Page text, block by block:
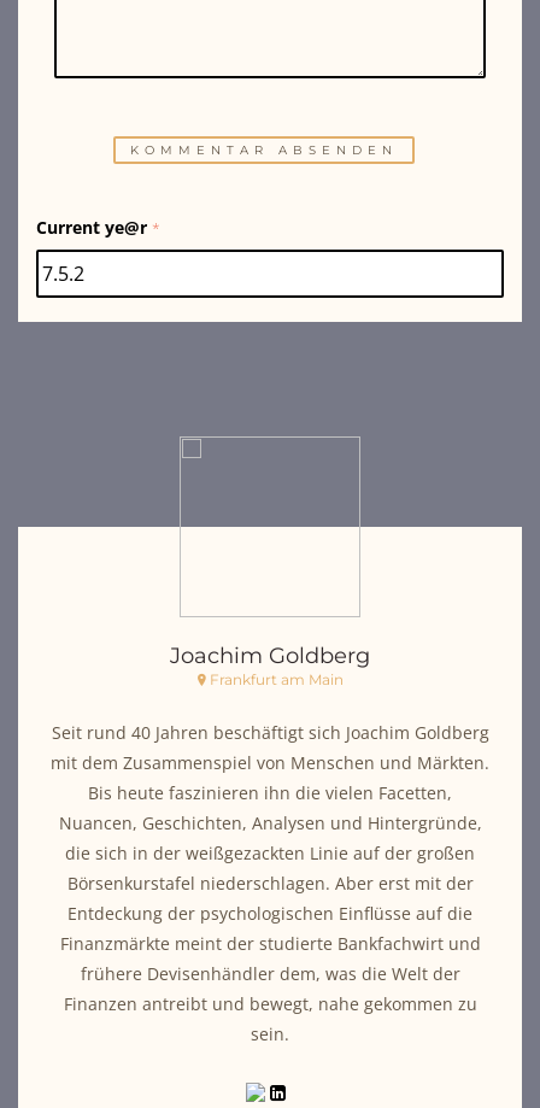
Current ye@r *
Joachim Goldberg
Frankfurt am Main
Seit rund 40 Jahren beschäftigt sich Joachim Goldberg
mit dem Zusammenspiel von Menschen und Märkten.
Bis heute faszinieren ihn die vielen Facetten,
Nuancen, Geschichten, Analysen und Hintergründe,
die sich in der weißgezackten Linie auf der großen
Börsenkurstafel niederschlagen. Aber erst mit der
Entdeckung der psychologischen Einflüsse auf die
Finanzmärkte meint der studierte Bankfachwirt und
frühere Devisenhändler dem, was die Welt der
Finanzen antreibt und bewegt, nahe gekommen zu
sein.